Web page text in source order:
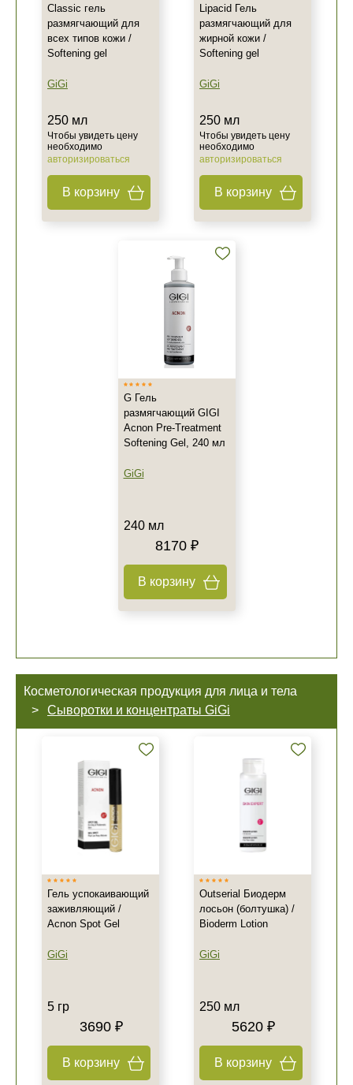
Classic гель
размягчающий для
всех типов кожи /
Softening gel
GiGi
250 мл
Чтобы увидеть цену
необходимо
авторизироваться
В корзину
Lipacid Гель
размягчающий для
жирной кожи /
Softening gel
GiGi
250 мл
Чтобы увидеть цену
необходимо
авторизироваться
В корзину
G Гель
размягчающий GIGI
Acnon Pre-Treatment
Softening Gel, 240 мл
GiGi
240 мл
8170 ₽
В корзину
Косметологическая продукция для лица и тела
Сыворотки и концентраты GiGi
Гель успокаивающий
заживляющий /
Acnon Spot Gel
GiGi
5 гр
3690 ₽
В корзину
Outserial Биодерм
лосьон (болтушка) /
Bioderm Lotion
GiGi
250 мл
5620 ₽
В корзину